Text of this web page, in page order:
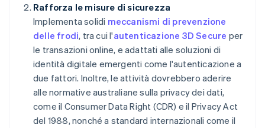
Rafforza le misure di sicurezza
Implementa solidi meccanismi di prevenzione
delle frodi, tra cui l'autenticazione 3D Secure per
le transazioni online, e adattati alle soluzioni di
identità digitale emergenti come l'autenticazione a
due fattori. Inoltre, le attività dovrebbero aderire
alle normative australiane sulla privacy dei dati,
come il Consumer Data Right (CDR) e il Privacy Act
del 1988, nonché a standard internazionali come il